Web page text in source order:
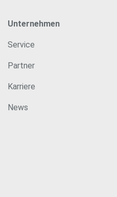
Unternehmen
Service
Partner
Karriere
News